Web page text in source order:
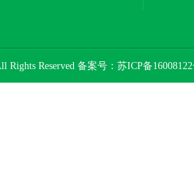
Reserved 备案号： 苏ICP备